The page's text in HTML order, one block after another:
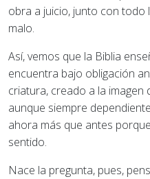
obra a juicio, junto con
malo.
Así, vemos que la Biblia
encuentra bajo obligación
criatura, creado a la
aunque siempre
ahora más que antes
sentido.
Nace la pregunta, pues,